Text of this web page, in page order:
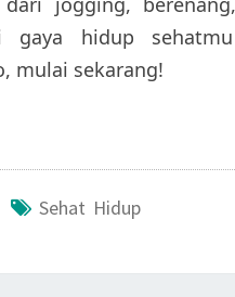
gaya hidup
mulai sekarang!
Sehat Hidup